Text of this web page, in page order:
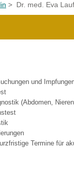
> Dr. med. Eva
und
(Abdomen,
Termine für